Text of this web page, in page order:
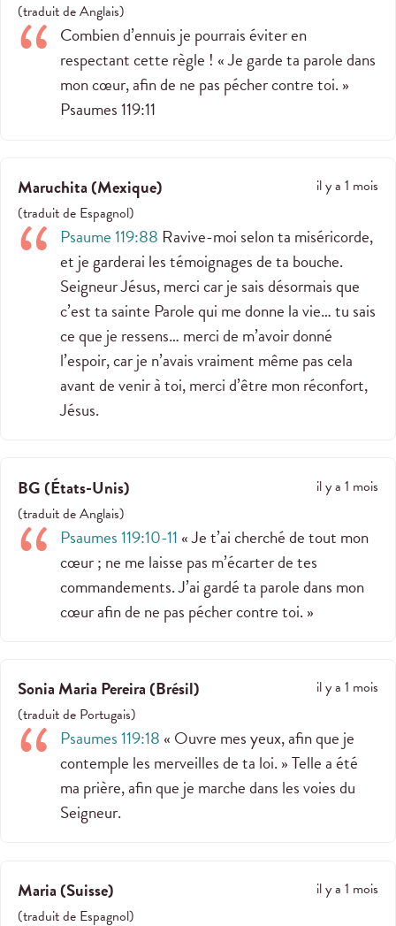
(traduit deAnglais)
Combien d’ennuis je pourrais éviter en
respectant cette règle ! « Je garde ta parole dans
mon cœur, afin de ne pas pécher contre toi. »
‭‭Psaumes‬ ‭119‬:‭11‬ ‭
Maruchita(Mexique)
il y a 1 mois
(traduit de Espagnol)
Psaume 119:88 Ravive-moi selon ta miséricorde,
et je garderai les témoignages de ta bouche.
Seigneur Jésus, merci car je sais désormais que
c’est ta sainte Parole qui me donne la vie… tu sais
ce que je ressens… merci de m’avoir donné
l’espoir, car je n’avais vraiment même pas cela
avant de venir à toi, merci d’être mon réconfort,
Jésus.
BG(États-Unis)
il y a 1 mois
(traduit deAnglais)
Psaumes 119:10-11 « Je t’ai cherché de tout mon
cœur ; ne me laisse pas m’écarter de tes
commandements. J’ai gardé ta parole dans mon
cœur afin de ne pas pécher contre toi. »
Sonia Maria Pereira(Brésil)
il y a 1 mois
(traduit de Portugais)
Psaumes 119:18 « Ouvre mes yeux, afin que je
contemple les merveilles de ta loi. » Telle a été
ma prière, afin que je marche dans les voies du
Seigneur.
Maria(Suisse)
il y a 1 mois
(traduit de Espagnol)